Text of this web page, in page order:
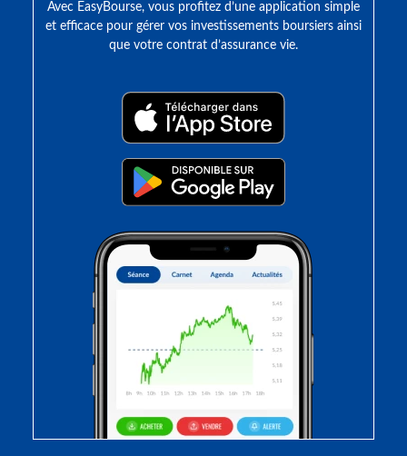
Avec EasyBourse, vous profitez d’une application simple
et efficace pour gérer vos investissements boursiers ainsi
que votre contrat d’assurance vie.